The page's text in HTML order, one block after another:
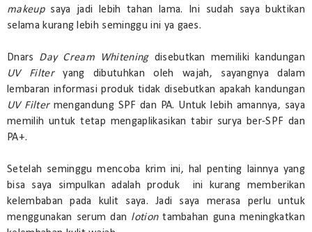
makeupsaya jadi lebih tahan lama. Ini sudah saya buktikan
selama kurang lebih seminggu ini ya gaes.
Dnars Day Cream Whiteningdisebutkan memiliki kandungan
UV Filteryang dibutuhkan oleh wajah, sayangnya dalam
lembaran informasi produk tidak disebutkan apakah kandungan
UV Filtermengandung SPF dan PA. Untuk lebih amannya, saya
memilih untuk tetap mengaplikasikan tabir surya ber-SPF dan
PA+.
Setelah seminggu mencoba krim ini, hal penting lainnya yang
bisa saya simpulkan adalah produk ini kurang memberikan
kelembaban pada kulit saya. Jadi saya merasa perlu untuk
menggunakan serum dan lotiontambahan guna meningkatkan